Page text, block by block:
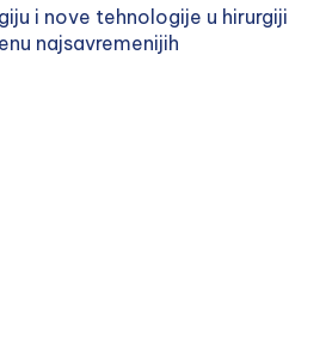
i nove tehnologije u hirurgiji
najsavremenijih